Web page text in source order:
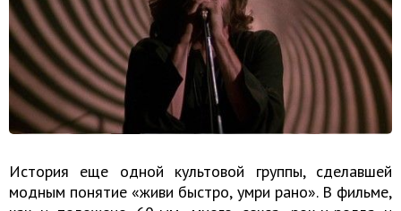
История еще одной культовой группы, сделавшей
модным понятие «живи быстро, умри рано». В фильме,